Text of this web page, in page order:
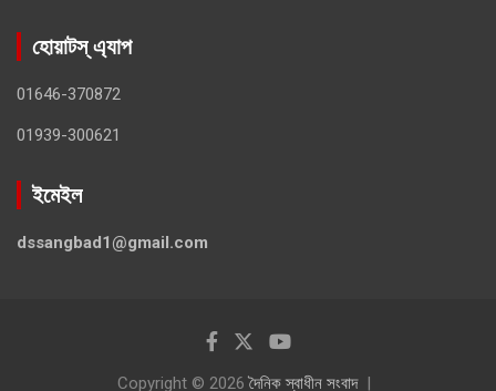
হোয়াটস্ এ্যাপ
01646-370872
01939-300621
ইমেইল
dssangbad1@gmail.com
Copyright © 2026দৈনিক স্বাধীন সংবাদ